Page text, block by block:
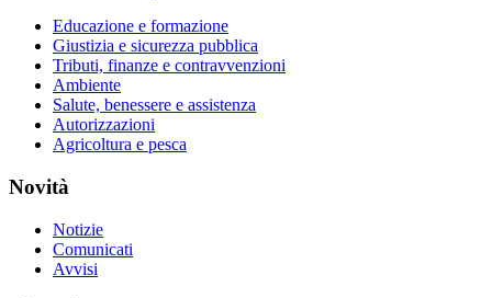
Educazione e formazione
Giustizia e sicurezza pubblica
Tributi, finanze e contravvenzioni
Ambiente
Salute, benessere e assistenza
Autorizzazioni
Agricoltura e pesca
Novità
Notizie
Comunicati
Avvisi